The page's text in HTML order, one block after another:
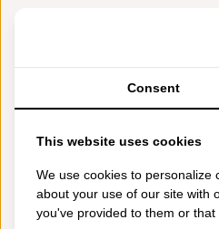
Bank: ABN Amro
Lien’s Linnen heeft een
wil zien en voelen, dan
afspraak is belangrijk,
Consent
This website uses cookies
We use cookies to personalize
about your use of our site with
you've provided to them or